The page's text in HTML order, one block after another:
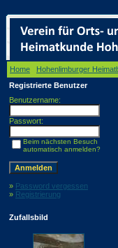
Home Hohenlimburger
Registrierte Benutzer
Benutzername:
Passwort:
Beim nächsten Besuch
automatisch anmelden?
» Password vergessen
» Registrierung
Zufallsbild